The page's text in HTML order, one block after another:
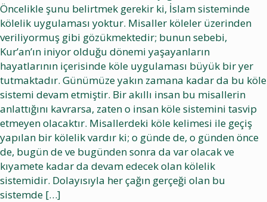
Öncelikle şunu belirtmek gerekir ki, İslam sisteminde
kölelik uygulaması yoktur. Misaller köleler üzerinden
veriliyormuş gibi gözükmektedir; bunun sebebi,
Kur’an’ın iniyor olduğu dönemi yaşayanların
hayatlarının içerisinde köle uygulaması büyük bir yer
tutmaktadır. Günümüze yakın zamana kadar da bu köle
sistemi devam etmiştir. Bir akıllı insan bu misallerin
anlattığını kavrarsa, zaten o insan köle sistemini tasvip
etmeyen olacaktır. Misallerdeki köle kelimesi ile geçiş
yapılan bir kölelik vardır ki; o günde de, o günden önce
de, bugün de ve bugünden sonra da var olacak ve
kıyamete kadar da devam edecek olan kölelik
sistemidir. Dolayısıyla her çağın gerçeği olan bu
sistemde […]